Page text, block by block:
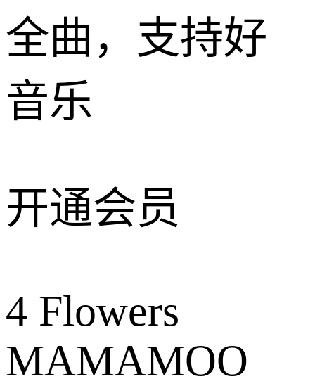
全曲，支持好
音乐
开通会员
4 Flowers
MAMAMOO